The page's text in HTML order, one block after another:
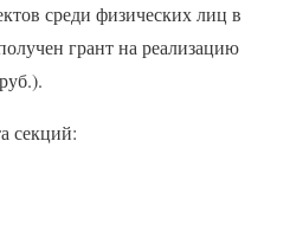
среди физических лиц в
грант на реализацию
секций: